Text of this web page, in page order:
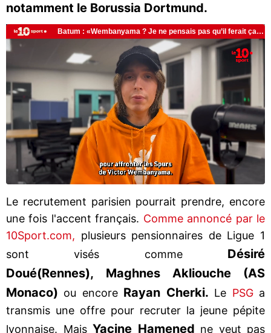
notamment le Borussia Dortmund.
Le recrutement parisien pourrait prendre, encore
une fois l'accent français. Comme annoncé par le
10Sport.com, plusieurs pensionnaires de Ligue 1
sont visés comme Désiré
Doué(Rennes), Maghnes Akliouche (AS
Monaco) ou encoreRayan Cherki. Le PSG a
transmis une offre pour recruter la jeune pépite
lyonnaise. Mais Yacine Hamened ne veut pas